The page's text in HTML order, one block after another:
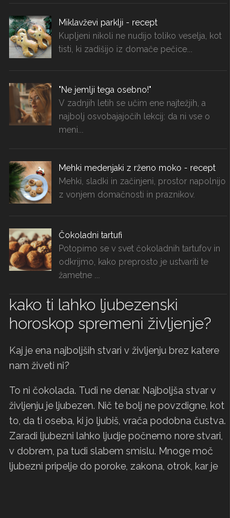
Miklavževi parklji - recept
Kupljeni nikoli ne nudijo toliko veselja, kot
tisti, ki zadišijo iz domače pečice...
"Ne jemlji tega osebno!"
V zadnjih letih se učim ene najtežjih, a
najbolj osvobajajočih lekcij: da ni vse o
meni...
Mehki medenjaki z rženo moko - recept
Mehki, sladki in začinjeni, prostor napolnijo
z vonjem domačnosti in praznikov.
Čokoladni tartufi
Potopimo se v svet čokoladnih tartufov in
odkrijmo, kako preprosto je ustvariti te
žametne ...
kako ti lahko ljubezenski
horoskop spremeni življenje?
Kaj je ena najboljših stvari v življenju brez katere
nam živeti ni?
To ni čokolada. Tudi ne denar. Najboljša stvar v
življenju je ljubezen. Nič te bolj ne povzdigne, kot
to, da ti oseba, ki jo ljubiš, vrača podobna čustva.
Zaradi ljubezni lahko ljudje počnemo nore stvari,
v dobrem, pa tudi slabem smislu. Mnoge moč
ljubezni pripelje do poroke, zakona, otrok, kar je